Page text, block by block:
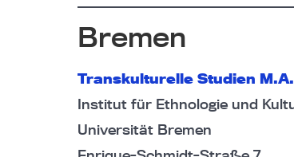
Bremen
Transkulturelle Studien M.A.
Institut für Ethnologie und
Universität Bremen